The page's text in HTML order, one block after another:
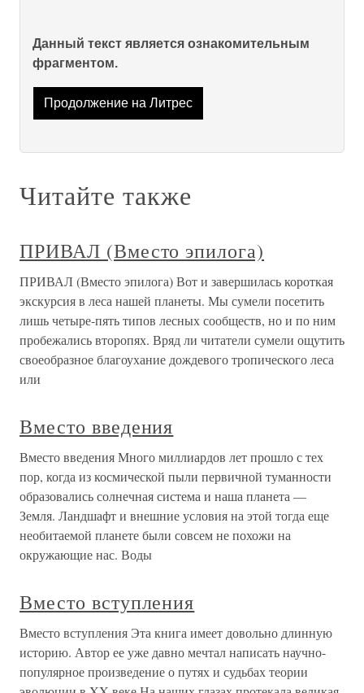
Данный текст является ознакомительным
фрагментом.
Продолжение на Литрес
Читайте также
ПРИВАЛ (Вместо эпилога)
ПРИВАЛ (Вместо эпилога) Вот и завершилась короткая
экскурсия в леса нашей планеты. Мы сумели посетить
лишь четыре-пять типов лесных сообществ, но и по ним
пробежались второпях. Вряд ли читатели сумели ощутить
своеобразное благоухание дождевого тропического леса
или
Вместо введения
Вместо введения Много миллиардов лет прошло с тех
пор, когда из космической пыли первичной туманности
образовались солнечная система и наша планета —
Земля. Ландшафт и внешние условия на этой тогда еще
необитаемой планете были совсем не похожи на
окружающие нас. Воды
Вместо вступления
Вместо вступления Эта книга имеет довольно длинную
историю. Автор ее уже давно мечтал написать научно-
популярное произведение о путях и судьбах теории